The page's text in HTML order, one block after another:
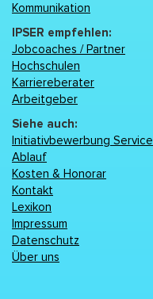
Kommunikation
IPSER empfehlen:
Jobcoaches / Partner
Hochschulen
Karriereberater
Arbeitgeber
Siehe auch:
Initiativbewerbung Service
Ablauf
Kosten & Honorar
Kontakt
Lexikon
Impressum
Datenschutz
Über uns